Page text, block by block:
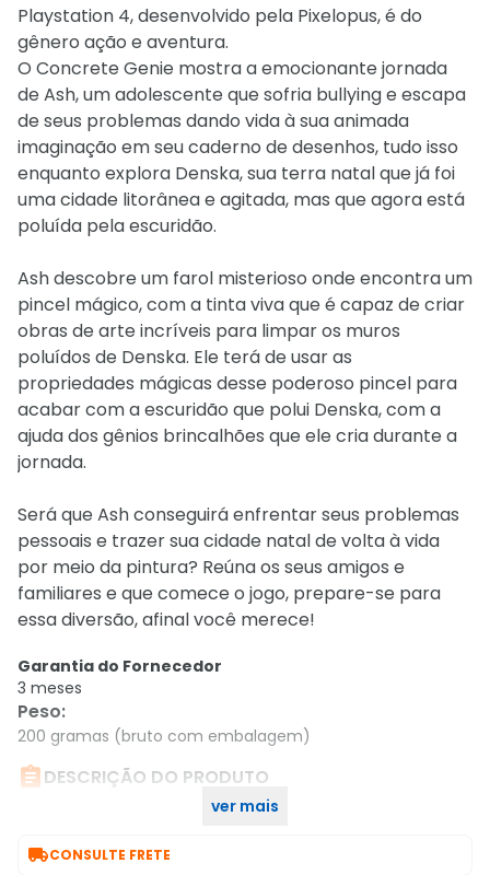
Playstation 4, desenvolvido pela Pixelopus, é do
gênero ação e aventura.
O Concrete Genie mostra a emocionante jornada
de Ash, um adolescente que sofria bullying e escapa
de seus problemas dando vida à sua animada
imaginação em seu caderno de desenhos, tudo isso
enquanto explora Denska, sua terra natal que já foi
uma cidade litorânea e agitada, mas que agora está
poluída pela escuridão.
Ash descobre um farol misterioso onde encontra um
pincel mágico, com a tinta viva que é capaz de criar
obras de arte incríveis para limpar os muros
poluídos de Denska. Ele terá de usar as
propriedades mágicas desse poderoso pincel para
acabar com a escuridão que polui Denska, com a
ajuda dos gênios brincalhões que ele cria durante a
jornada.
Será que Ash conseguirá enfrentar seus problemas
pessoais e trazer sua cidade natal de volta à vida
por meio da pintura? Reúna os seus amigos e
familiares e que comece o jogo, prepare-se para
essa diversão, afinal você merece!
Garantia do Fornecedor
3 meses
Peso:
200 gramas (bruto com embalagem)
DESCRIÇÃO DO PRODUTO
ver mais
CONSULTE FRETE